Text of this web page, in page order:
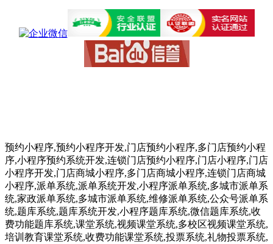
预约小程序,预约小程序开发,门店预约小程序,多门店预约小程
序,小程序预约系统开发,连锁门店预约小程序,门店小程序,门店
小程序开发,门店商城小程序,多门店商城小程序,连锁门店商城
小程序,派单系统,派单系统开发,小程序派单系统,多城市派单系
统,家政派单系统,多城市派单系统,维修派单系统,公众号派单系
统,题库系统,题库系统开发,小程序题库系统,微信题库系统,收
费功能题库系统,课堂系统,视频课堂系统,多校区视频课堂系统,
培训教育课堂系统,收费功能课堂系统,投票系统,礼物投票系统,